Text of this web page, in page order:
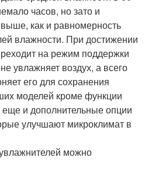
часов, но зато и
как и равномерность
влажности. При достижении
на режим поддержки
увлажняет воздух, а всего
его для сохранения
моделей кроме функции
еще и дополнительные опции
улучшают микроклимат в
можно